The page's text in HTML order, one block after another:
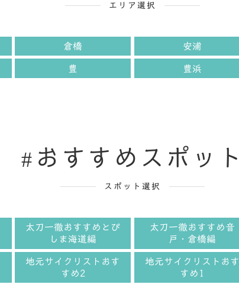
エリア選択
倉橋 安浦
豊 豊浜
おすすめスポット
スポット選択
太刀一徹おすすめとび
しま海道編
太刀一徹おすすめ音
戸・倉橋編
地元サイクリストおす
すめ2
地元サイクリストおす
すめ1